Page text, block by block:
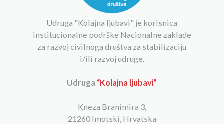
Udruga "Kolajna ljubavi" je korisnica
institucionalne podrške Nacionalne zaklade
za razvoj civilnoga društva za stabilizaciju
i/ili razvoj udruge.
Udruga “Kolajna ljubavi”
Kneza Branimira 3,
21260 Imotski, Hrvatska